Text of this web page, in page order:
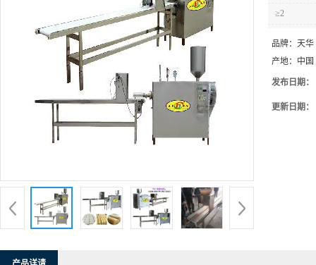
≥2
品牌： 天华
产地： 中国
发布日期：
更新日期：